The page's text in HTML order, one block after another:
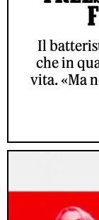
Il
che in
vita. «Ma